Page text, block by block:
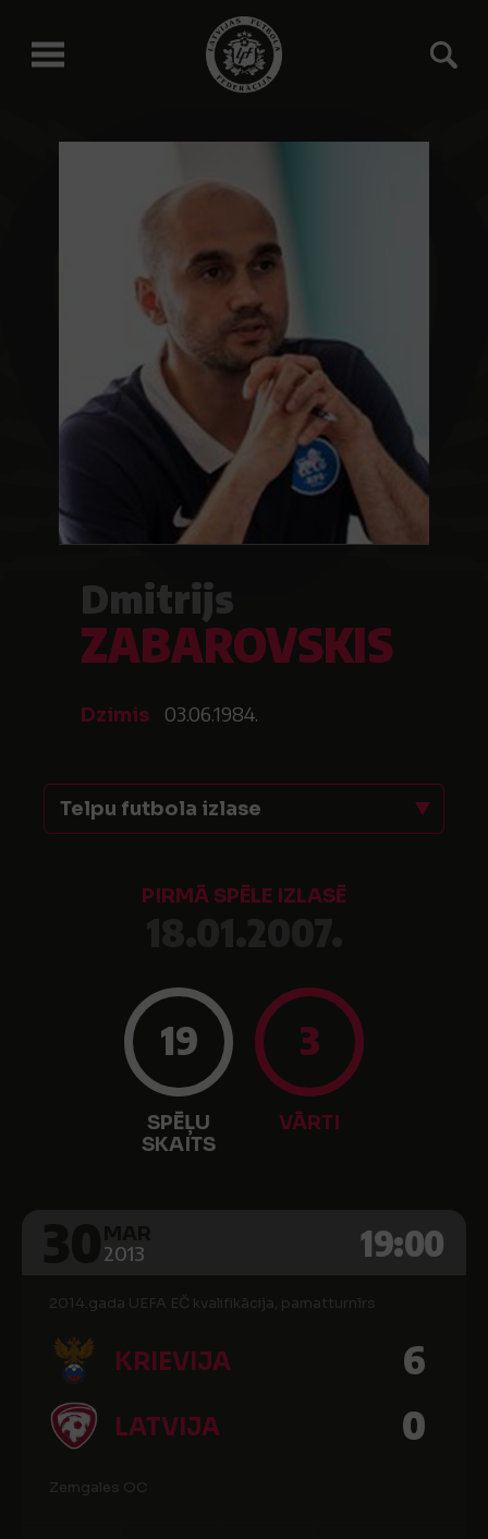
Dmitrijs
ZABAROVSKIS
Dzimis 03.06.1984.
Telpu futbola izlase
PIRMĀ SPĒLE IZLASĒ
19
SPĒĻU
SKAITS
3
VĀRTI
2013 19:00
2014.gada UEFA EČ kvalifikācija, pamatturnīrs
KRIEVIJA 6
LATVIJA 0
Zemgales OC